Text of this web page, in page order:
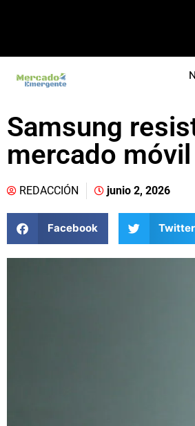
Samsung
mercado
REDACCIÓN junio 2, 2026
Facebook Twitter